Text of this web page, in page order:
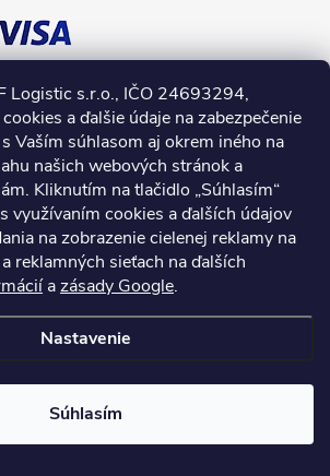
Logistic s.r.o., IČO 24693294,
a ďalšie údaje na zabezpečenie
Vaším súhlasom aj okrem iného na
našich webových stránok a
Kliknutím na tlačidlo „Súhlasím“
využívaním cookies a ďalších údajov
na zobrazenie cielenej reklamy na
reklamných sieťach na ďalších
azásady Google.
Nastavenie
Súhlasím
INPRODUCTS.sk. Všetky práva vyhradené.